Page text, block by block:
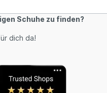
Schuhe zu finden?
dich da!